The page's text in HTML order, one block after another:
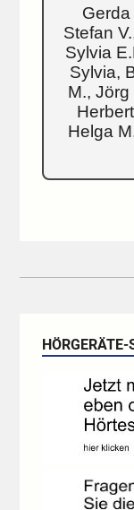
Stefan
Sylvia
Sylvia,
M.,
Helga